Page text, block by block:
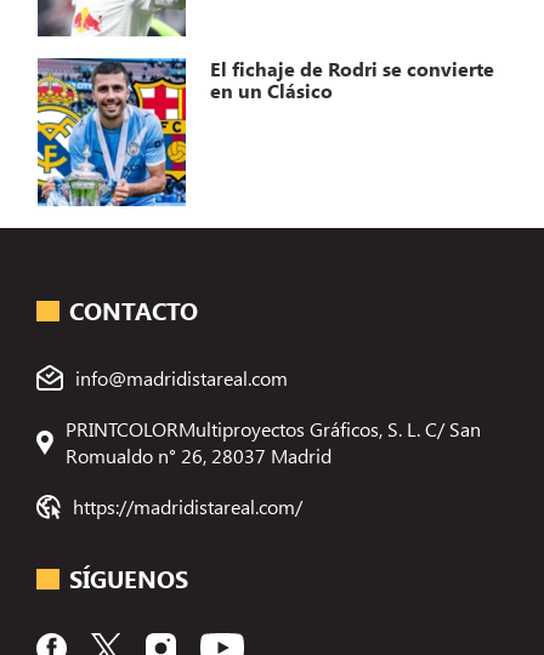
El fichaje de Rodri se convierte
en un Clásico
CONTACTO
info@madridistareal.com
PRINTCOLORMultiproyectos Gráficos, S. L. C/ San
Romualdo n° 26, 28037 Madrid
https://madridistareal.com/
SÍGUENOS